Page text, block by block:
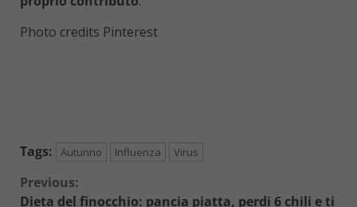
Photo credits Pinterest
Tags: Autunno Influenza Virus
Continue
Previous:
Dieta del finocchio: pancia piatta, perdi 6 chili e ti